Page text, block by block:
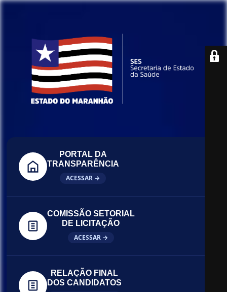
PORTAL DA
TRANSPARÊNCIA
ACESSAR →
COMISSÃO SETORIAL
DE LICITAÇÃO
ACESSAR →
RELAÇÃO FINAL
DOS CANDIDATOS